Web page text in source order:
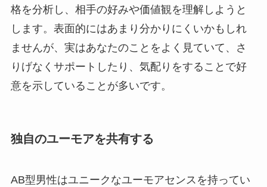
格を分析し、相手の好みや価値観を理解しようと
します。表面的にはあまり分かりにくいかもしれ
ませんが、実はあなたのことをよく見ていて、さ
りげなくサポートしたり、気配りをすることで好
意を示していることが多いです。
独自のユーモアを共有する
AB型男性はユニークなユーモアセンスを持ってい